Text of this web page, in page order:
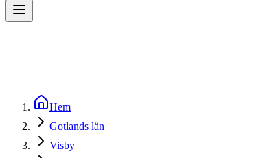
Hem
Gotlands län
Visby